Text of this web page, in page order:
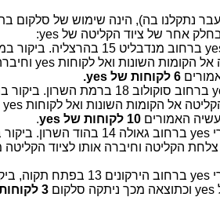
נתקלנו בה), הינה שימוש של סלקום
אחר של ציוד הקליטה שלyes
:
ברחוב מנדבליט 15 בהרצליה.
הקומות השונות ואל לקוחותyes
6 לקוחות של yes
.
ברחוב סוקולוב 18 ברמת השרון.
אל הקומות השונות ואל לקוחותyes
האמורים10 לקוחות של yes
.
yes
ברחוב גאולה 14 בהוד השרון.
צלחת הקליטה וחיברה אותו לציוד
yes
ברחוב הירקונים 13 בפתח
yes וכתוצאה מכך ניתקה סלקום3 לקוחות של